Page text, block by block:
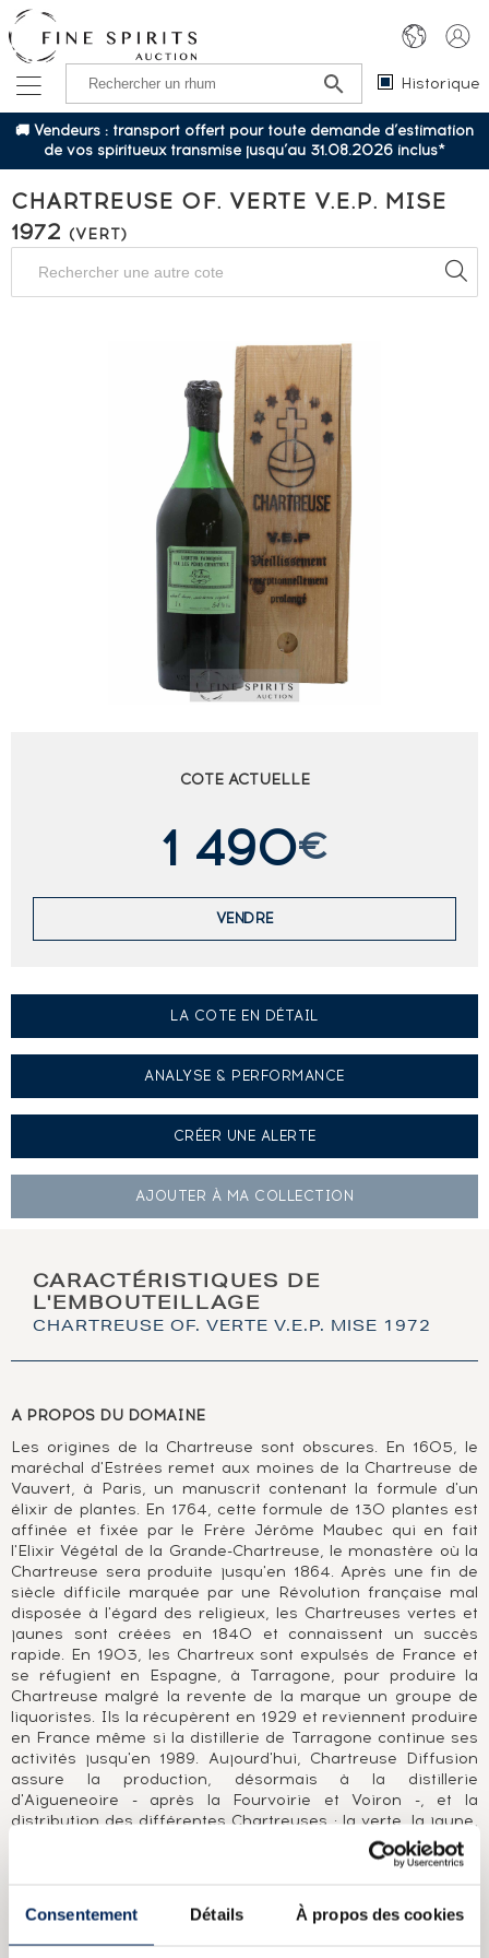
Consentement Détails À propos des cookies
Historique
🚚 Vendeurs : transport offert pour toute demande d’estimation
de vos spiritueux transmise jusqu’au 31.08.2026 inclus*
CHARTREUSE OF. VERTE V.E.P. MISE
1972 (VERT)
COTE ACTUELLE
1 490€
VENDRE
LA COTE EN DÉTAIL
ANALYSE & PERFORMANCE
CRÉER UNE ALERTE
AJOUTER À MA COLLECTION
CARACTÉRISTIQUES DE
L'EMBOUTEILLAGE
CHARTREUSE OF. VERTE V.E.P. MISE 1972
A PROPOS DU DOMAINE
Les origines de la Chartreuse sont obscures. En 1605, le
maréchal d'Estrées remet aux moines de la Chartreuse de
Vauvert, à Paris, un manuscrit contenant la formule d'un
élixir de plantes. En 1764, cette formule de 130 plantes est
affinée et fixée par le Frère Jérôme Maubec qui en fait
l'Elixir Végétal de la Grande-Chartreuse, le monastère où la
Chartreuse sera produite jusqu'en 1864. Après une fin de
siècle difficile marquée par une Révolution française mal
disposée à l'égard des religieux, les Chartreuses vertes et
jaunes sont créées en 1840 et connaissent un succès
rapide. En 1903, les Chartreux sont expulsés de France et
se réfugient en Espagne, à Tarragone, pour produire la
Chartreuse malgré la revente de la marque un groupe de
liquoristes. Ils la récupèrent en 1929 et reviennent produire
en France même si la distillerie de Tarragone continue ses
activités jusqu'en 1989. Aujourd'hui, Chartreuse Diffusion
assure la production, désormais à la distillerie
d'Aigueneoire - après la Fourvoirie et Voiron -, et la
distribution des différentes Chartreuses : la verte, la jaune,
l'élixir végétal et les VEP, pour ne citer que les plus connues.
Les anciennes versions et les éditions limitées font les
surnomme « la Reine des liqueurs ».